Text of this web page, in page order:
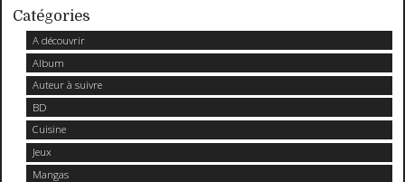
Catégories
A découvrir
Album
Auteur à suivre
BD
Cuisine
Jeux
Mangas